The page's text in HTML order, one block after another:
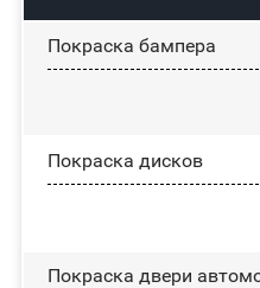
Покраска бампера
Покраска дисков
Покраска двери